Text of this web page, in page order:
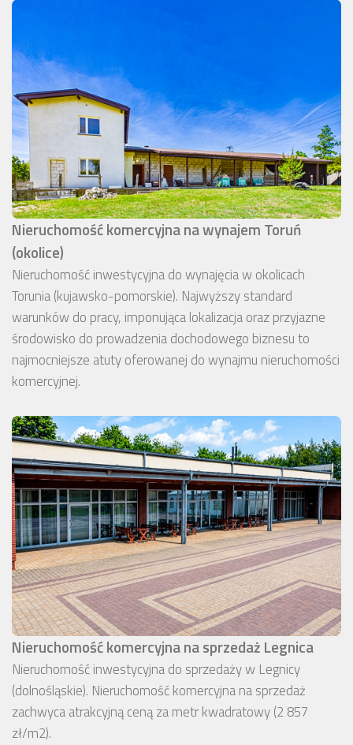
Nieruchomość komercyjna na wynajem Toruń
(okolice)
Nieruchomość inwestycyjna do wynajęcia w okolicach
Torunia (kujawsko-pomorskie). Najwyższy standard
warunków do pracy, imponująca lokalizacja oraz przyjazne
środowisko do prowadzenia dochodowego biznesu to
najmocniejsze atuty oferowanej do wynajmu nieruchomości
komercyjnej.
Nieruchomość komercyjna na sprzedaż Legnica
Nieruchomość inwestycyjna do sprzedaży w Legnicy
(dolnośląskie). Nieruchomość komercyjna na sprzedaż
zachwyca atrakcyjną ceną za metr kwadratowy (2 857
zł/m2).